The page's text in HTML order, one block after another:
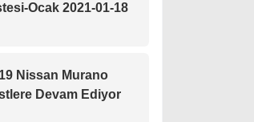
Ocak 2021-01-18
Nissan Murano
Devam Ediyor